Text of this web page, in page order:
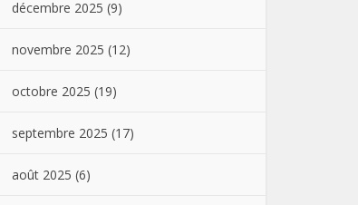
décembre 2025 (9)
novembre 2025 (12)
octobre 2025 (19)
septembre 2025 (17)
août 2025 (6)